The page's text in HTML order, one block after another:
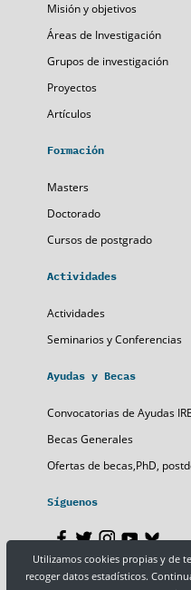
Utilizamos cookies propias y de
recoger datos estadísticos.
Misión y objetivos
Áreas de Investigación
Grupos de investigación
Proyectos
Artículos
Formación
Masters
Doctorado
Cursos de postgrado
Actividades
Actividades
Seminarios y Conferencias
Ayudas y Becas
Convocatorias de Ayudas
Becas Generales
Ofertas de becas,PhD,
Síguenos
Nota legal Política de